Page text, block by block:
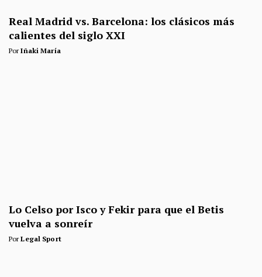
Real Madrid vs. Barcelona: los clásicos más
calientes del siglo XXI
PorIñaki María
Lo Celso por Isco y Fekir para que el Betis
vuelva a sonreír
PorLegal Sport